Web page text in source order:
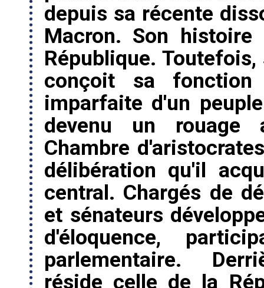
depuis sa récente
Macron. Son
République.
conçoit sa fonction
imparfaite d'un
devenu un rouage
Chambre
délibération qu'il
central. Chargés de
et sénateurs
d'éloquence,
parlementaire.
réside celle de la